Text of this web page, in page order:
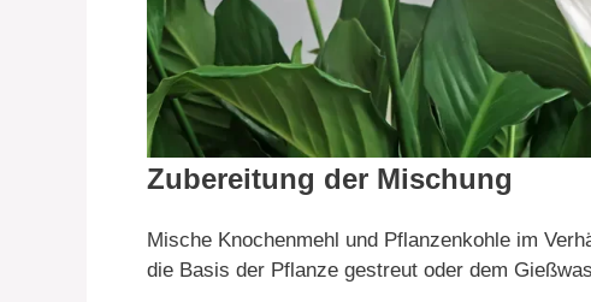
Zubereitung der Mischung
Mische Knochenmehl und Pflanzenkohle im
die Basis der Pflanze gestreut oder dem